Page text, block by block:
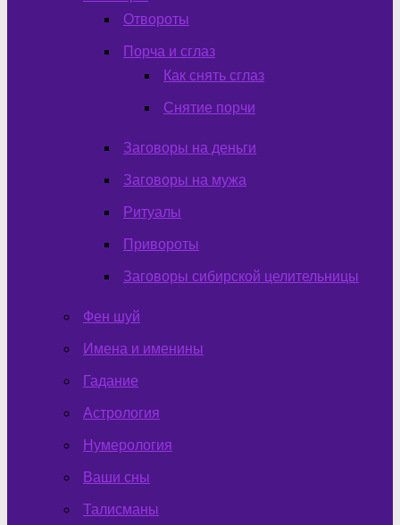
Отвороты
Порча и сглаз
Как снять сглаз
Снятие порчи
Заговоры на деньги
Заговоры на мужа
Ритуалы
Привороты
Заговоры сибирской целительницы
Фен шуй
Имена и именины
Гадание
Астрология
Нумерология
Ваши сны
Талисманы